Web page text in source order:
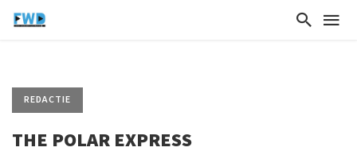
REDACTIE
THE POLAR EXPRESS